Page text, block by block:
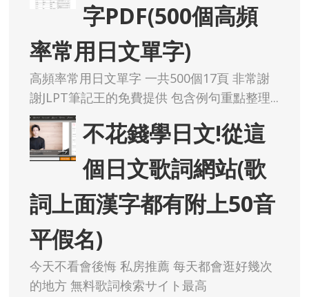
字PDF(500個高頻
率常用日文單字)
高頻率常用日文單字 一共500個17頁 非常謝
謝JLPT筆記王的免費提供 包含例句重點整理...
不花錢學日文!從這
個日文歌詞網站(歌
詞上面漢字都有附上50音
平假名)
今天不看會後悔 私房推薦 每天都會逛好幾次
的地方 無料歌詞検索サイト最高